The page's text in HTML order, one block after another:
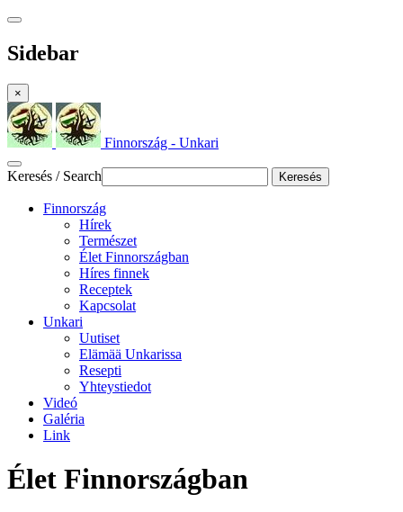
Sidebar
×
Finnország - Unkari
Keresés / Search Keresés
Finnország
Hírek
Természet
Élet Finnországban
Híres finnek
Receptek
Kapcsolat
Unkari
Uutiset
Elämää Unkarissa
Resepti
Yhteystiedot
Videó
Galéria
Link
Élet Finnországban